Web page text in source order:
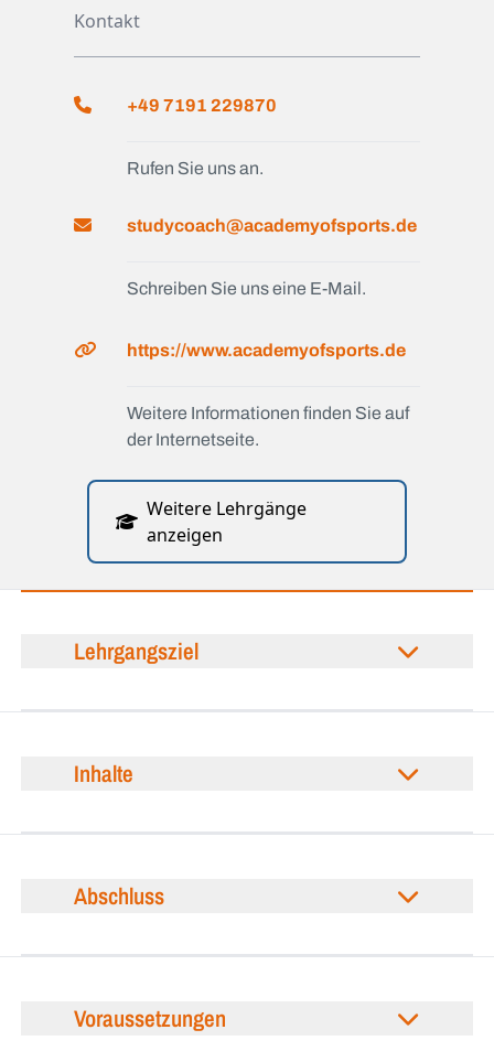
Kontakt
+49 7191 229870
Rufen Sie uns an.
studycoach@academyofsports.de
Schreiben Sie uns eine E-Mail.
https://www.academyofsports.de
Weitere Informationen finden Sie auf
der Internetseite.
Weitere Lehrgänge
anzeigen
Lehrgangsziel
Inhalte
Abschluss
Voraussetzungen